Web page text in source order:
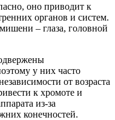
оно приводит к
органов и систем.
– глаза, головной
у них часто
от возраста
к хромоте и
из-за
конечностей.